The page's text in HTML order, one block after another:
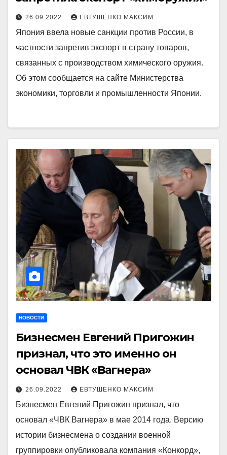
26.09.2022 ЕВТУШЕНКО МАКСИМ
Япония ввела новые санкции против России, в
частности запретив экспорт в страну товаров,
связанных с производством химического оружия.
Об этом сообщается на сайте Министерства
экономики, торговли и промышленности Японии.
НОВОСТИ
Бизнесмен Евгений Пригожин
признал, что это именно он
основал ЧВК «Вагнера»
26.09.2022 ЕВТУШЕНКО МАКСИМ
Бизнесмен Евгений Пригожин признал, что
основал «ЧВК Вагнера» в мае 2014 года. Версию
истории бизнесмена о создании военной
группировки опубликовала компания «Конкорд»,